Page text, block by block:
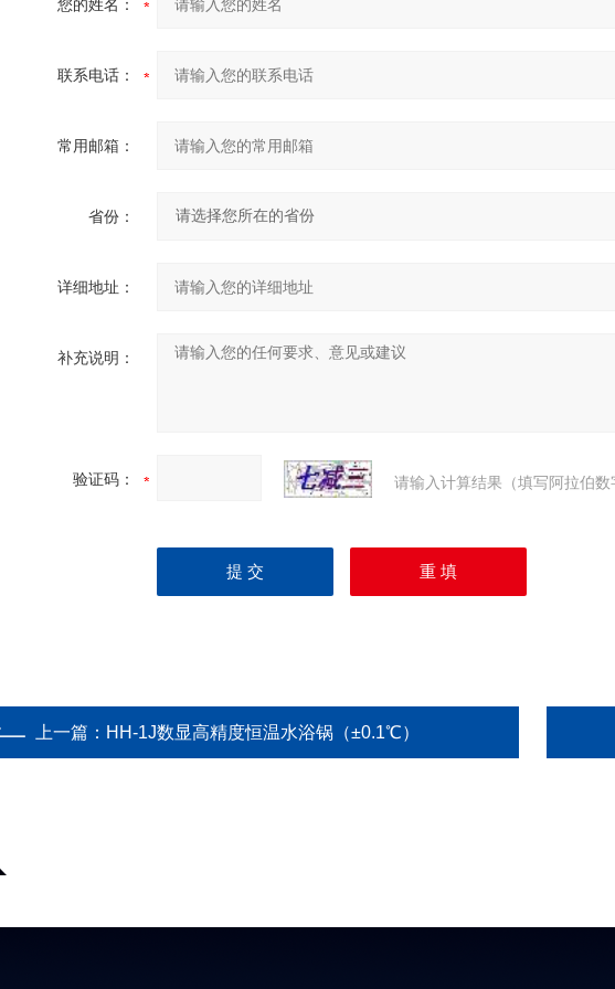
您的姓名：
联系电话：
常用邮箱：
省份：
详细地址：
补充说明：
验证码： 请输入计算结果（填写阿拉伯
上一篇： HH-1J数显高精度恒温水浴锅（±0.1℃）